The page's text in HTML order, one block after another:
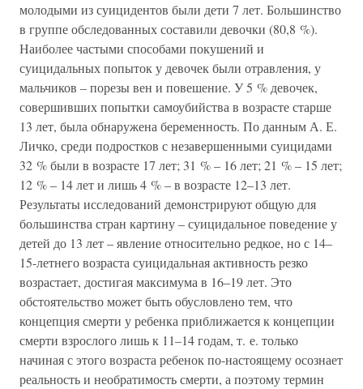
молодыми из суицидентов были дети 7 лет. Большинство
в группе обследованных составили девочки (80,8 %).
Наиболее частыми способами покушений и
суицидальных попыток у девочек были отравления, у
мальчиков – порезы вен и повешение. У 5 % девочек,
совершивших попытки самоубийства в возрасте старше
13 лет, была обнаружена беременность. По данным А. Е.
Личко, среди подростков с незавершенными суицидами
32 % были в возрасте 17 лет; 31 % – 16 лет; 21 % – 15 лет;
12 % – 14 лет и лишь 4 % – в возрасте 12–13 лет.
Результаты исследований демонстрируют общую для
большинства стран картину – суицидальное поведение у
детей до 13 лет – явление относительно редкое, но с 14–
15-летнего возраста суицидальная активность резко
возрастает, достигая максимума в 16–19 лет. Это
обстоятельство может быть обусловлено тем, что
концепция смерти у ребенка приближается к концепции
смерти взрослого лишь к 11–14 годам, т. е. только
начиная с этого возраста ребенок по-настоящему осознает
реальность и необратимость смерти, а поэтому термин